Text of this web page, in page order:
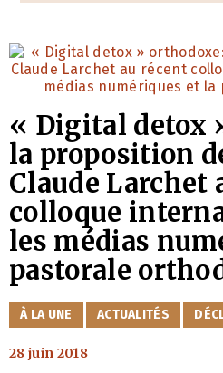
« Digital detox
la proposition
Claude Larchet
colloque
les médias
pastorale
CATÉGORIES
À LA UNE ACTUALITÉS
28 juin 2018